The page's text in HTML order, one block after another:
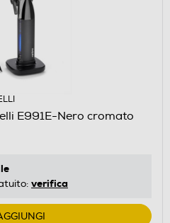
E991E-Nero cromato
verifica